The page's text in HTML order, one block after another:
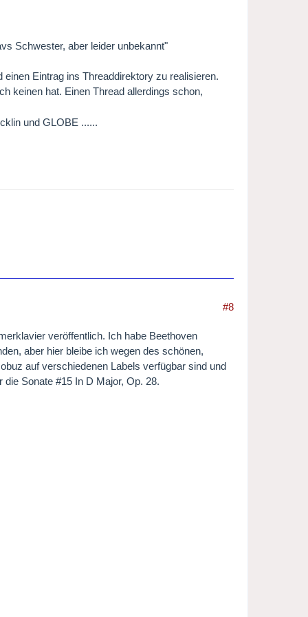
Schwester, aber leider unbekannt"
Eintrag ins Threaddirektory zu realisieren.
keinen hat. Einen Thread allerdings schon,
und GLOBE ......
#8
veröffentlich. Ich habe Beethoven
aber hier bleibe ich wegen des schönen,
auf verschiedenen Labels verfügbar sind und
Sonate #15 In D Major, Op. 28.